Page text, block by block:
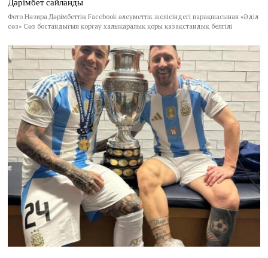
Фото Нәзира Дәрімбеттің Facebook әлеуметтік желісіндегі парақшасынан «Әділ
сөз» Сөз бостандығын қорғау халықаралық қоры қазақстандық белгілі